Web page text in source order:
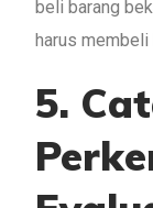
beli barang
harus membeli
5.